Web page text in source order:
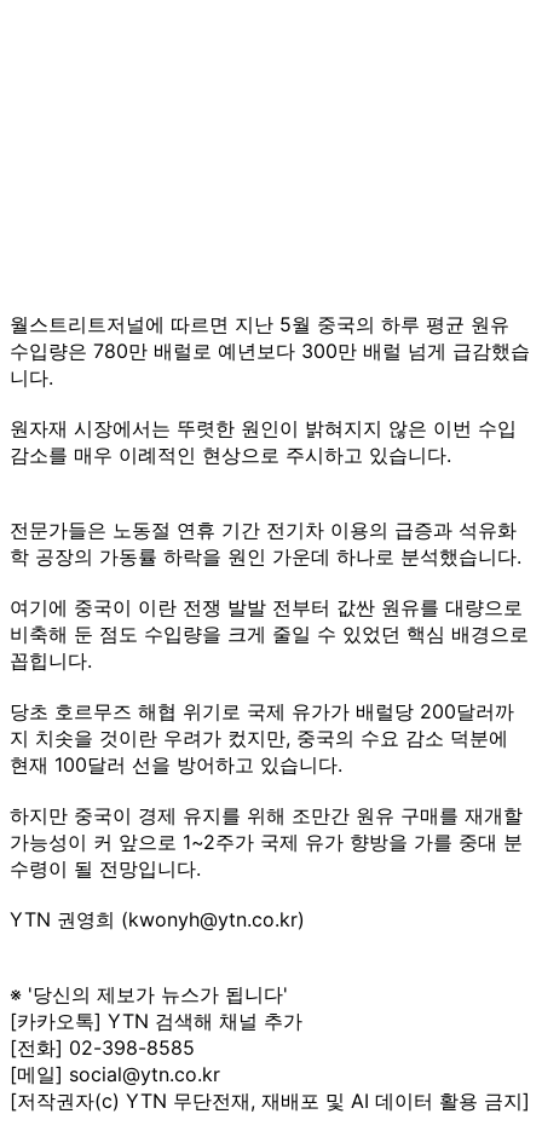
월스트리트저널에 따르면 지난 5월 중국의 하루 평균 원유
수입량은 780만 배럴로 예년보다 300만 배럴 넘게 급감했습
니다.
원자재 시장에서는 뚜렷한 원인이 밝혀지지 않은 이번 수입
감소를 매우 이례적인 현상으로 주시하고 있습니다.
전문가들은 노동절 연휴 기간 전기차 이용의 급증과 석유화
학 공장의 가동률 하락을 원인 가운데 하나로 분석했습니다.
여기에 중국이 이란 전쟁 발발 전부터 값싼 원유를 대량으로
비축해 둔 점도 수입량을 크게 줄일 수 있었던 핵심 배경으로
꼽힙니다.
당초 호르무즈 해협 위기로 국제 유가가 배럴당 200달러까
지 치솟을 것이란 우려가 컸지만, 중국의 수요 감소 덕분에
현재 100달러 선을 방어하고 있습니다.
하지만 중국이 경제 유지를 위해 조만간 원유 구매를 재개할
가능성이 커 앞으로 1~2주가 국제 유가 향방을 가를 중대 분
수령이 될 전망입니다.
YTN 권영희 (kwonyh@ytn.co.kr)
※ '당신의 제보가 뉴스가 됩니다'
[카카오톡] YTN 검색해 채널 추가
[전화] 02-398-8585
[메일] social@ytn.co.kr
[저작권자(c) YTN 무단전재, 재배포 및 AI 데이터 활용 금지]